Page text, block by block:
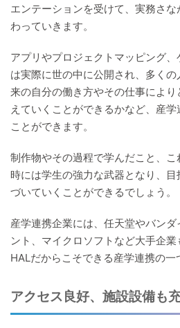
エンテーションを受けて、実務さ
わっていきます。
アプリやプロジェクトマッピング
は実際に世の中に公開され、多く
来の自分の働き方やその仕事によ
えていくことができるかなど、産
ことができます。
制作物やその過程で学んだこと、
時には学生の強力な武器となり、
づいていくことができるでしょう。
産学連携企業には、任天堂やバン
ント、マイクロソフトなど大手企業
HALだからこそできる産学連携の一
アクセス良好、施設設備も